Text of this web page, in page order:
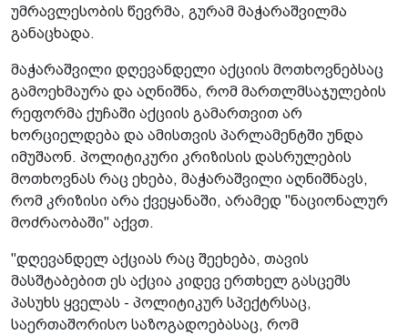
უმრავლესობის წევრმა, გურამ მაჭარაშვილმა
განაცხადა.
მაჭარაშვილი დღევანდელი აქციის მოთხოვნებსაც
გამოეხმაურა და აღნიშნა, რომ მართლმსაჯულების
რეფორმა ქუჩაში აქციის გამართვით არ
ხორციელდება და ამისთვის პარლამენტში უნდა
იმუშაონ. პოლიტიკური კრიზისის დასრულების
მოთხოვნას რაც ეხება, მაჭარაშვილი აღნიშნავს,
რომ კრიზისი არა ქვეყანაში, არამედ "ნაციონალურ
მოძრაობაში" აქვთ.
"დღევანდელ აქციას რაც შეეხება, თავის
მასშტაბებით ეს აქცია კიდევ ერთხელ გასცემს
პასუხს ყველას - პოლიტიკურ სპექტრსაც,
საერთაშორისო საზოგადოებასაც, რომ